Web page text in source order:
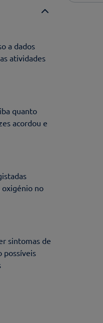
a dados
atividades
quanto
acordou e
no
sintomas de
possíveis